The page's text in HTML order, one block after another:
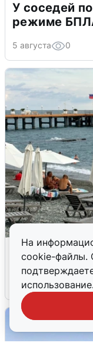
На
cookie-файлы.
У соседей
режиме
5 августа 0
Жители и
об атаке
5 августа 0